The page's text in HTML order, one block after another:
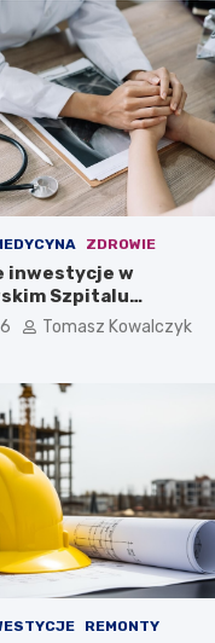
ZDROWIE
inwestycje w
Szpitalu
Oddziału
Tomasz Kowalczyk
REMONTY